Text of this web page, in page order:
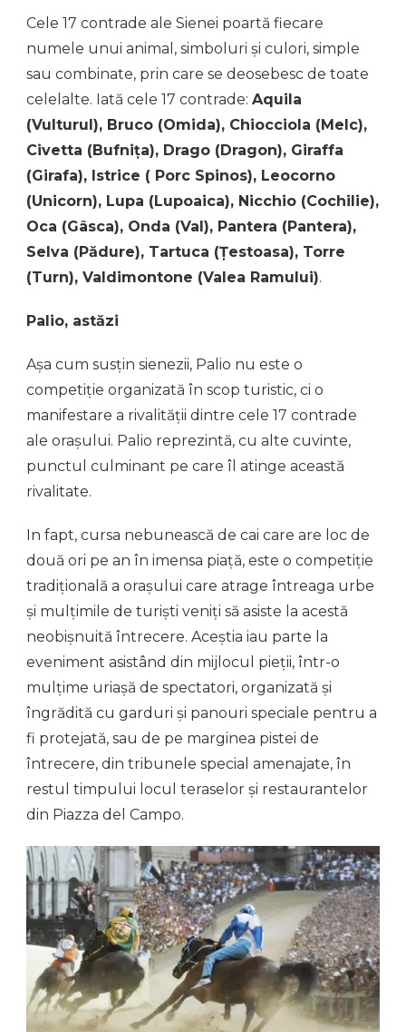
Cele 17 contrade ale Sienei poartă fiecare
numele unui animal, simboluri și culori, simple
sau combinate, prin care se deosebesc de toate
celelalte. Iată cele 17 contrade: Aquila
(Vulturul), Bruco (Omida), Chiocciola (Melc),
Civetta (Bufnița), Drago (Dragon), Giraffa
(Girafa), Istrice ( Porc Spinos), Leocorno
(Unicorn), Lupa (Lupoaica), Nicchio (Cochilie),
Oca (Gâsca), Onda (Val), Pantera (Pantera),
Selva (Pădure), Tartuca (Țestoasa), Torre
(Turn), Valdimontone (Valea Ramului).
Palio, astăzi
Așa cum susțin sienezii, Palio nu este o
competiție organizată în scop turistic, ci o
manifestare a rivalității dintre cele 17 contrade
ale orașului. Palio reprezintă, cu alte cuvinte,
punctul culminant pe care îl atinge această
rivalitate.
In fapt, cursa nebunească de cai care are loc de
două ori pe an în imensa piață, este o competiție
tradițională a orașului care atrage întreaga urbe
și mulțimile de turiști veniți să asiste la acestă
neobișnuită întrecere. Aceștia iau parte la
eveniment asistând din mijlocul pieții, într-o
mulțime uriașă de spectatori, organizată și
îngrădită cu garduri și panouri speciale pentru a
fi protejată, sau de pe marginea pistei de
întrecere, din tribunele special amenajate, în
restul timpului locul teraselor și restaurantelor
din Piazza del Campo.